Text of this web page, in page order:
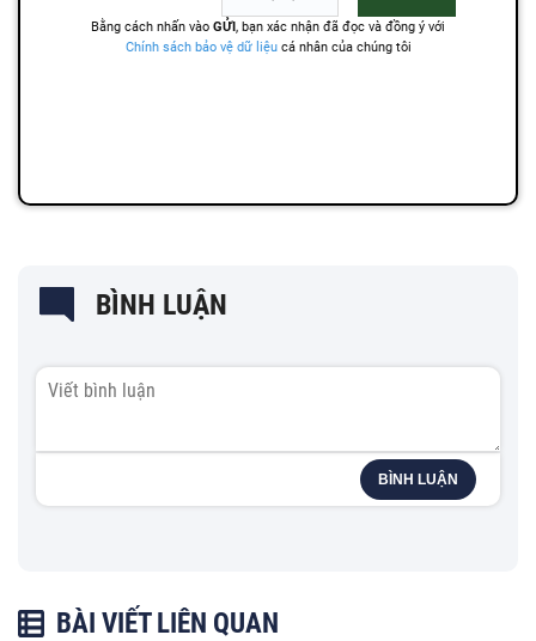
BÌNH LUẬN
BÌNH LUẬN
BÀI VIẾT LIÊN QUAN